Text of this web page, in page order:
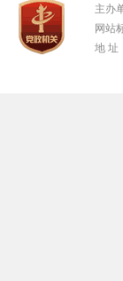
主办
网站
地 址